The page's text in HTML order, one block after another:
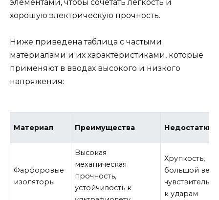
элементами, чтобы сочетать лёгкость и
хорошую электрическую прочность.
Ниже приведена таблица с частыми
материалами и их характеристиками, которые
применяют в вводах высокого и низкого
напряжения:
Материал Преимущества Недостатки
Фарфоровые
изоляторы
Высокая
механическая
прочность,
устойчивость к
Хрупкость,
большой вес,
к ударам